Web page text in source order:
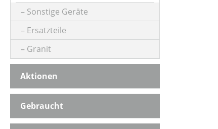
Sonstige Geräte
Ersatzteile
Granit
Aktionen
Gebraucht